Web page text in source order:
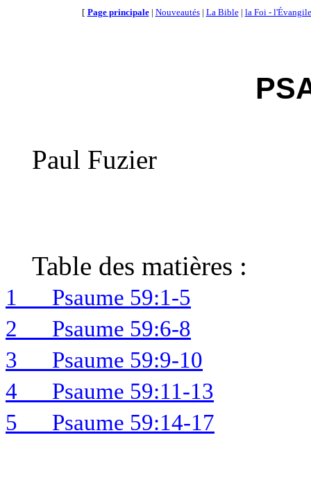
[ Page principale| Nouveautés| La Bible| la Foi - l'Évangile
Paul Fuzier
Table des matières :
1
Psaume 59:1-5
2
Psaume 59:6-8
3
Psaume 59:9-10
4
Psaume 59:11-13
5
Psaume 59:14-17